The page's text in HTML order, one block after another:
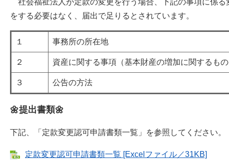
をする必要はなく、届出で足りるとされています。
１ 事務所の所在地
２ 資産に関する事項（基本財産の増加に関するもの
３ 公告の方法
🌼提出書類🌼
下記、「定款変更認可申請書類一覧」を参照してください。
定款変更認可申請書類一覧 [Excelファイル／31KB]